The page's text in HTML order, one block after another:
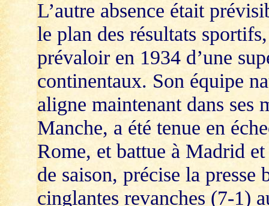
L’autre absence était
le plan des résultats
prévaloir en 1934 d’une
continentaux. Son équipe
aligne maintenant dans ses
Manche, a été tenue en
Rome, et battue à Madrid
de saison, précise la
cinglantes revanches (7-1)